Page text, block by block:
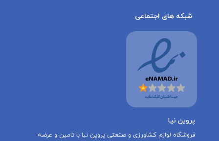
شبکه های اجتماعی
پروین نیا
‌فروشگاه لوازم کشاورزی و صنعتی پروین نیا با تامين و عرضه